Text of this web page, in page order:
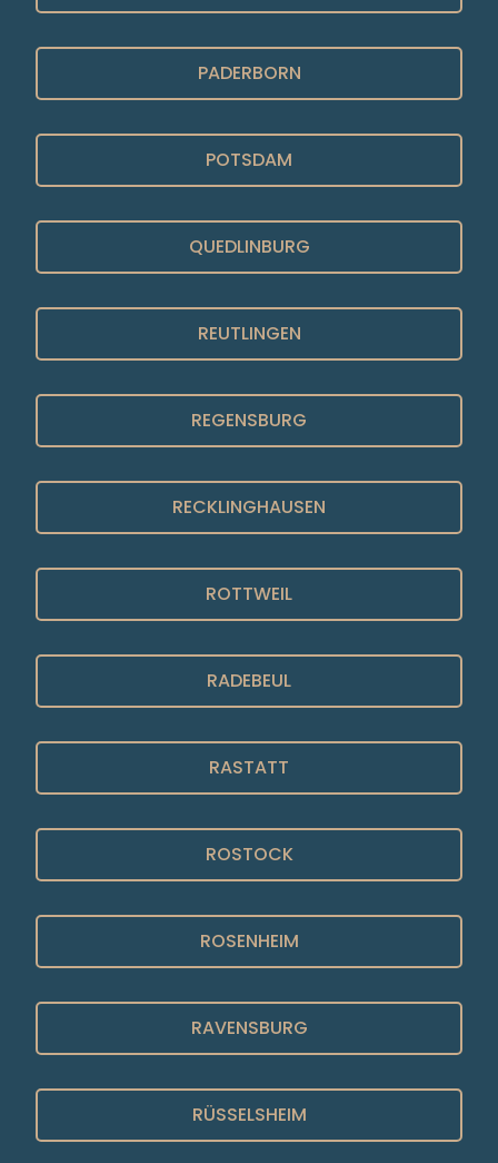
PADERBORN
POTSDAM
QUEDLINBURG
REUTLINGEN
REGENSBURG
RECKLINGHAUSEN
ROTTWEIL
RADEBEUL
RASTATT
ROSTOCK
ROSENHEIM
RAVENSBURG
RÜSSELSHEIM